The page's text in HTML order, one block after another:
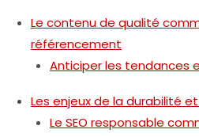
Le contenu de qualité
référencement
Anticiper les tendances
Les enjeux de la durabilité et
Le SEO responsable